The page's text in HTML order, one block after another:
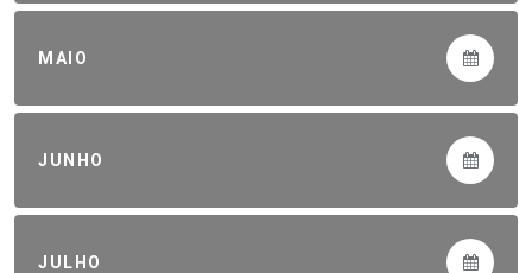
MAIO
JUNHO
JULHO